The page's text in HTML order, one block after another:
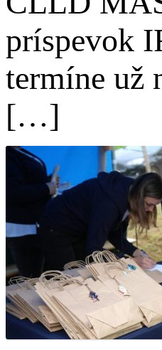
príspevok
termíne už
[…]